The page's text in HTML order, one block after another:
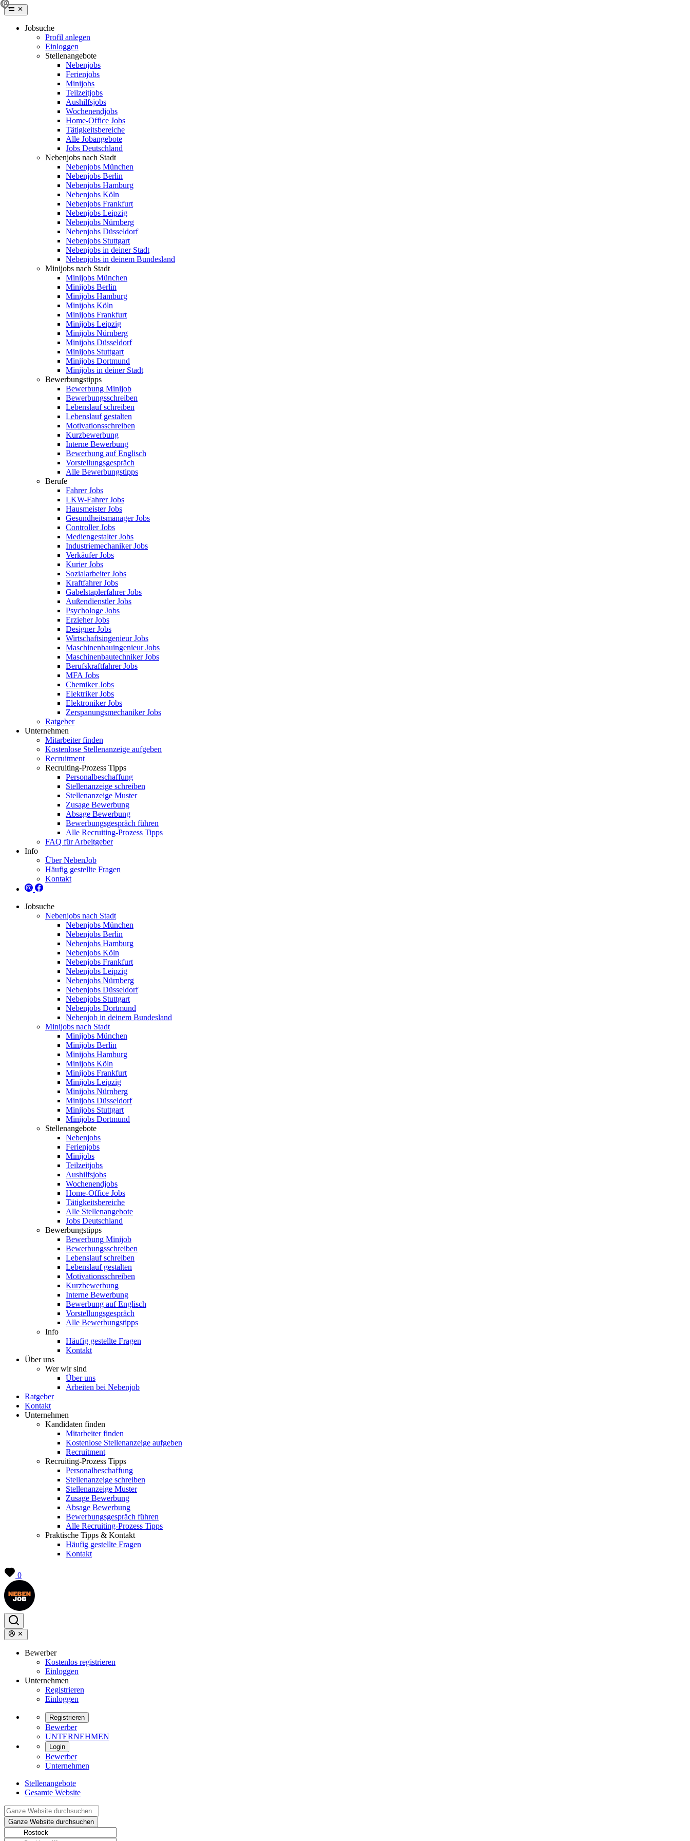
Jobsuche
Profil anlegen
Einloggen
Stellenangebote
Nebenjobs
Ferienjobs
Minijobs
Teilzeitjobs
Aushilfsjobs
Wochenendjobs
Home-Office Jobs
Tätigkeitsbereiche
Alle Jobangebote
Jobs Deutschland
Nebenjobs nach Stadt
Nebenjobs München
Nebenjobs Berlin
Nebenjobs Hamburg
Nebenjobs Köln
Nebenjobs Frankfurt
Nebenjobs Leipzig
Nebenjobs Nürnberg
Nebenjobs Düsseldorf
Nebenjobs Stuttgart
Nebenjobs in deiner Stadt
Nebenjobs in deinem Bundesland
Minijobs nach Stadt
Minijobs München
Minijobs Berlin
Minijobs Hamburg
Minijobs Köln
Minijobs Frankfurt
Minijobs Leipzig
Minijobs Nürnberg
Minijobs Düsseldorf
Minijobs Stuttgart
Minijobs Dortmund
Minijobs in deiner Stadt
Bewerbungstipps
Bewerbung Minijob
Bewerbungsschreiben
Lebenslauf schreiben
Lebenslauf gestalten
Motivationsschreiben
Kurzbewerbung
Interne Bewerbung
Bewerbung auf Englisch
Vorstellungsgespräch
Alle Bewerbungstipps
Berufe
Fahrer Jobs
LKW-Fahrer Jobs
Hausmeister Jobs
Gesundheitsmanager Jobs
Controller Jobs
Mediengestalter Jobs
Industriemechaniker Jobs
Verkäufer Jobs
Kurier Jobs
Sozialarbeiter Jobs
Kraftfahrer Jobs
Gabelstaplerfahrer Jobs
Außendienstler Jobs
Psychologe Jobs
Erzieher Jobs
Designer Jobs
Wirtschaftsingenieur Jobs
Maschinenbauingenieur Jobs
Maschinenbautechniker Jobs
Berufskraftfahrer Jobs
MFA Jobs
Chemiker Jobs
Elektriker Jobs
Elektroniker Jobs
Zerspanungsmechaniker Jobs
Ratgeber
Unternehmen
Mitarbeiter finden
Kostenlose Stellenanzeige aufgeben
Recruitment
Recruiting-Prozess Tipps
Personalbeschaffung
Stellenanzeige schreiben
Stellenanzeige Muster
Zusage Bewerbung
Absage Bewerbung
Bewerbungsgespräch führen
Alle Recruiting-Prozess Tipps
FAQ für Arbeitgeber
Info
Über NebenJob
Häufig gestellte Fragen
Kontakt
Jobsuche
Nebenjobs nach Stadt
Nebenjobs München
Nebenjobs Berlin
Nebenjobs Hamburg
Nebenjobs Köln
Nebenjobs Frankfurt
Nebenjobs Leipzig
Nebenjobs Nürnberg
Nebenjobs Düsseldorf
Nebenjobs Stuttgart
Nebenjobs Dortmund
Nebenjob in deinem Bundesland
Minijobs nach Stadt
Minijobs München
Minijobs Berlin
Minijobs Hamburg
Minijobs Köln
Minijobs Frankfurt
Minijobs Leipzig
Minijobs Nürnberg
Minijobs Düsseldorf
Minijobs Stuttgart
Minijobs Dortmund
Stellenangebote
Nebenjobs
Ferienjobs
Minijobs
Teilzeitjobs
Aushilfsjobs
Wochenendjobs
Home-Office Jobs
Tätigkeitsbereiche
Alle Stellenangebote
Jobs Deutschland
Bewerbungstipps
Bewerbung Minijob
Bewerbungsschreiben
Lebenslauf schreiben
Lebenslauf gestalten
Motivationsschreiben
Kurzbewerbung
Interne Bewerbung
Bewerbung auf Englisch
Vorstellungsgespräch
Alle Bewerbungstipps
Info
Häufig gestellte Fragen
Kontakt
Über uns
Wer wir sind
Über uns
Arbeiten bei Nebenjob
Ratgeber
Kontakt
Unternehmen
Kandidaten finden
Mitarbeiter finden
Kostenlose Stellenanzeige aufgeben
Recruitment
Recruiting-Prozess Tipps
Personalbeschaffung
Stellenanzeige schreiben
Stellenanzeige Muster
Zusage Bewerbung
Absage Bewerbung
Bewerbungsgespräch führen
Alle Recruiting-Prozess Tipps
Praktische Tipps & Kontakt
Häufig gestellte Fragen
Kontakt
0
Bewerber
Kostenlos registrieren
Einloggen
Unternehmen
Registrieren
Einloggen
Registrieren
Bewerber
UNTERNEHMEN
Login
Bewerber
Unternehmen
Stellenangebote
Gesamte Website